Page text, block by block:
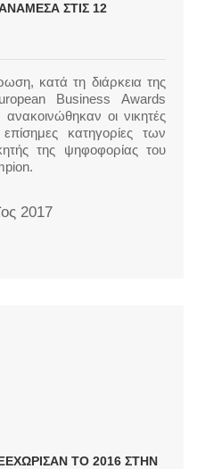
ΣΤΙΣ 12
κατά τη διάρκεια της
Business Awards
οι νικητές
κατηγορίες των
της ψηφοφορίας του
2017
ΤΟ 2016 ΣΤΗΝ